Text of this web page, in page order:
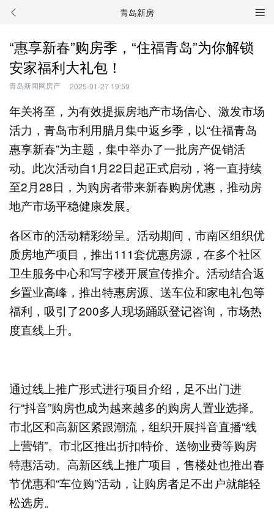
青岛新房
“惠享新春”购房季，“住福青岛”为你解锁
安家福利大礼包！
青岛新闻网房产 2025-01-27 19:59
年关将至，为有效提振房地产市场信心、激发市场
活力，青岛市利用腊月集中返乡季，以“住福青岛
惠享新春”为主题，集中举办了一批房产促销活
动。此次活动自1月22日起正式启动，将一直持续
至2月28日，为购房者带来新春购房优惠，推动房
地产市场平稳健康发展。
各区市的活动精彩纷呈。活动期间，市南区组织优
质房地产项目，推出111套优惠房源，在多个社区
卫生服务中心和写字楼开展宣传推介。活动结合返
乡置业高峰，推出特惠房源、送车位和家电礼包等
福利，吸引了200多人现场踊跃登记咨询，市场热
度直线上升。
通过线上推广形式进行项目介绍，足不出门进
行“抖音”购房也成为越来越多的购房人置业选择。
市北区和高新区紧跟潮流，组织开展抖音直播“线
上营销”。市北区推出折扣特价、送物业费等购房
特惠活动。高新区线上推广项目，售楼处也推出春
节优惠和“车位购”活动，让购房者足不出户就能轻
松选房。